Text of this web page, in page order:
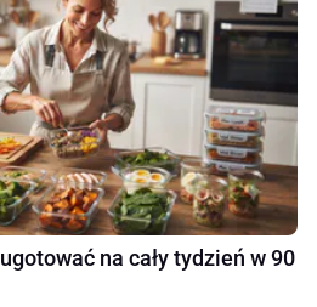
na cały tydzień w 90